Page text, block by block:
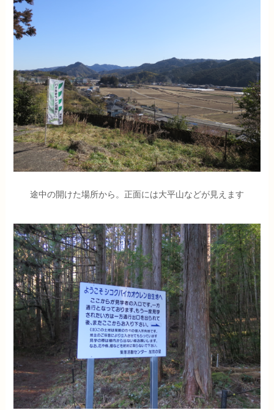
途中の開けた場所から。正面には大平山などが見えます